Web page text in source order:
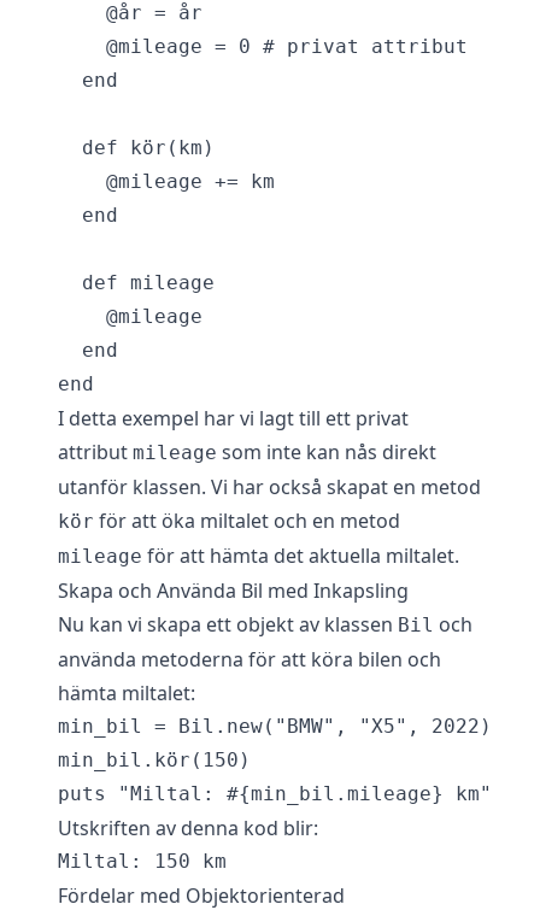
    @år = år
    @mileage = 0 # privat attribut
  end
  def kör(km)
    @mileage += km
  end
  def mileage
    @mileage
  end
I detta exempel har vi lagt till ett privat
attribut mileage som inte kan nås direkt
utanför klassen. Vi har också skapat en metod
kör för att öka miltalet och en metod
mileage för att hämta det aktuella miltalet.
Skapa och Använda Bil med Inkapsling
Nu kan vi skapa ett objekt av klassen Bil och
använda metoderna för att köra bilen och
hämta miltalet:
min_bil = Bil.new("BMW", "X5", 2022)
min_bil.kör(150)
Utskriften av denna kod blir:
Fördelar med Objektorienterad